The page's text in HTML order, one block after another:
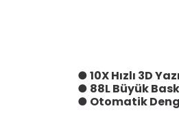
● 10X Hızlı 3D
● 88L Büyük
● Otomatik